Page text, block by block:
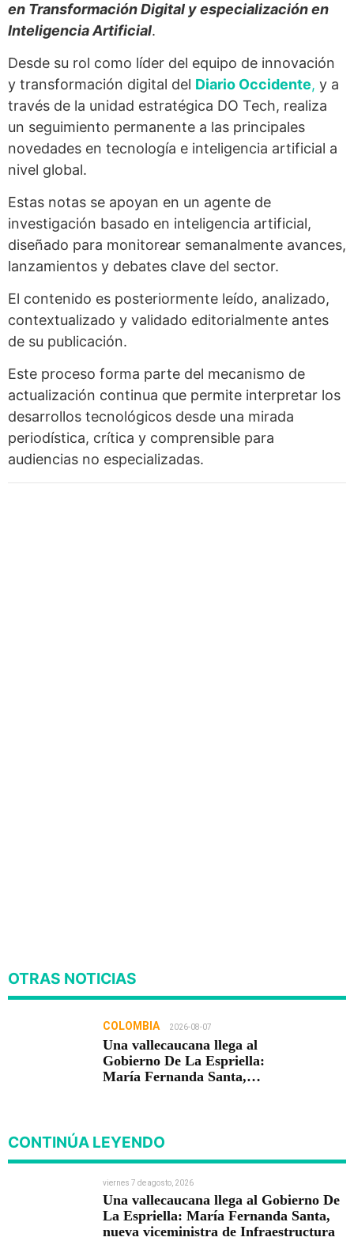
en Transformación Digital y especialización en
Inteligencia Artificial.
Desde su rol como líder del equipo de innovación
y transformación digital del Diario Occidente, y a
través de la unidad estratégica DO Tech, realiza
un seguimiento permanente a las principales
novedades en tecnología e inteligencia artificial a
nivel global.
Estas notas se apoyan en un agente de
investigación basado en inteligencia artificial,
diseñado para monitorear semanalmente avances,
lanzamientos y debates clave del sector.
El contenido es posteriormente leído, analizado,
contextualizado y validado editorialmente antes
de su publicación.
Este proceso forma parte del mecanismo de
actualización continua que permite interpretar los
desarrollos tecnológicos desde una mirada
periodística, crítica y comprensible para
audiencias no especializadas.
OTRAS NOTICIAS
COLOMBIA 2026-08-07
Una vallecaucana llega al
Gobierno De La Espriella:
María Fernanda Santa,
CONTINÚA LEYENDO
viernes 7 de agosto, 2026
Una vallecaucana llega al Gobierno De
La Espriella: María Fernanda Santa,
nueva viceministra de Infraestructura